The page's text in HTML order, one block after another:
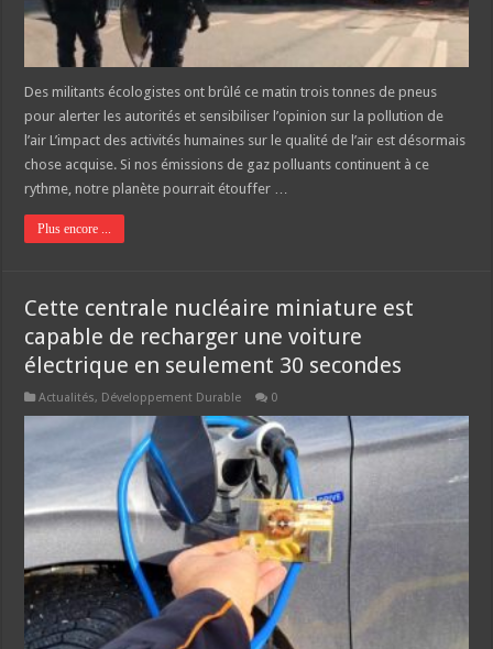
Des militants écologistes ont brûlé ce matin trois tonnes de pneus
pour alerter les autorités et sensibiliser l’opinion sur la pollution de
l’air L’impact des activités humaines sur le qualité de l’air est désormais
chose acquise. Si nos émissions de gaz polluants continuent à ce
rythme, notre planète pourrait étouffer …
Plus encore ...
Cette centrale nucléaire miniature est
capable de recharger une voiture
électrique en seulement 30 secondes
Actualités, Développement Durable 0